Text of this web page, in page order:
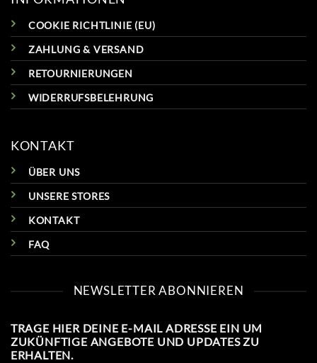
COOKIE RICHTLINIE (EU)
ZAHLUNG & VERSAND
RETOURNIERUNGEN
WIDERRUFSBELEHRUNG
KONTAKT
ÜBER UNS
UNSERE STORES
KONTAKT
FAQ
NEWSLETTER ABONNIEREN
TRAGE HIER DEINE E-MAIL ADRESSE EIN UM
ZUKÜNFTIGE ANGEBOTE UND UPDATES ZU
ERHALTEN.